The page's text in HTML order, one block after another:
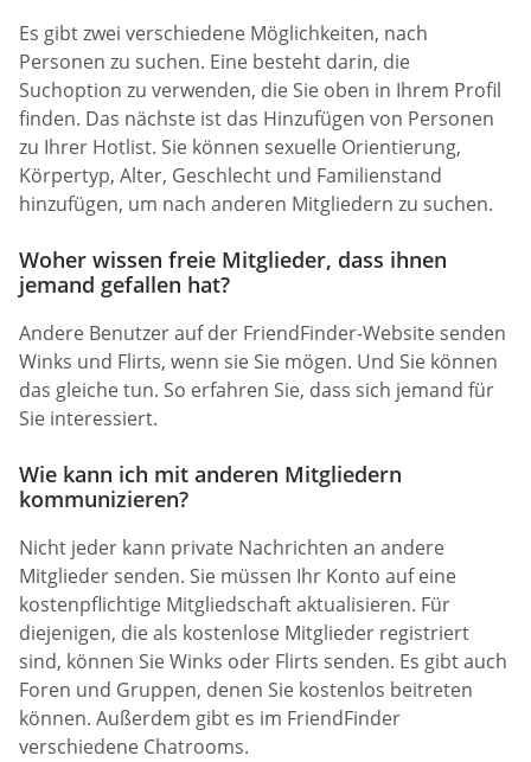
Es gibt zwei verschiedene Möglichkeiten, nach
Personen zu suchen. Eine besteht darin, die
Suchoption zu verwenden, die Sie oben in Ihrem Profil
finden. Das nächste ist das Hinzufügen von Personen
zu Ihrer Hotlist. Sie können sexuelle Orientierung,
Körpertyp, Alter, Geschlecht und Familienstand
hinzufügen, um nach anderen Mitgliedern zu suchen.
Woher wissen freie Mitglieder, dass ihnen
jemand gefallen hat?
Andere Benutzer auf der FriendFinder-Website senden
Winks und Flirts, wenn sie Sie mögen. Und Sie können
das gleiche tun. So erfahren Sie, dass sich jemand für
Sie interessiert.
Wie kann ich mit anderen Mitgliedern
kommunizieren?
Nicht jeder kann private Nachrichten an andere
Mitglieder senden. Sie müssen Ihr Konto auf eine
kostenpflichtige Mitgliedschaft aktualisieren. Für
diejenigen, die als kostenlose Mitglieder registriert
sind, können Sie Winks oder Flirts senden. Es gibt auch
Foren und Gruppen, denen Sie kostenlos beitreten
können. Außerdem gibt es im FriendFinder
verschiedene Chatrooms.